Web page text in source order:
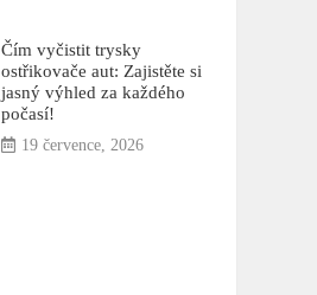
Čím vyčistit trysky
ostřikovače aut: Zajistěte si
jasný výhled za každého
počasí!
19 července, 2026